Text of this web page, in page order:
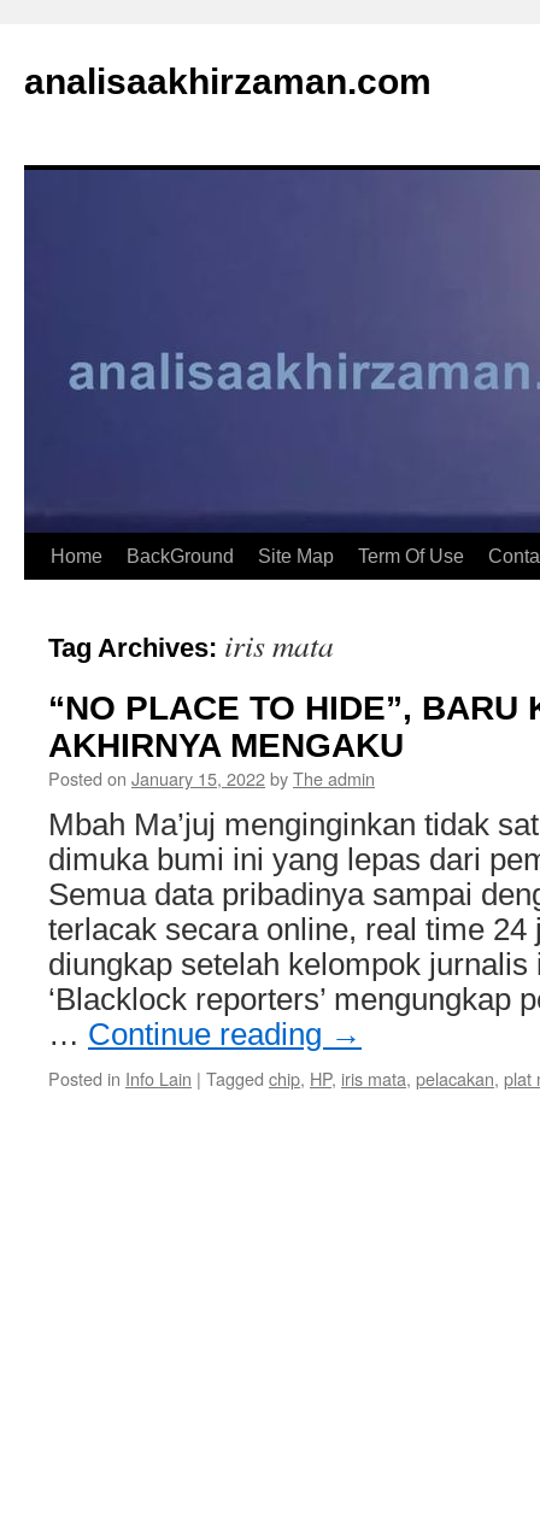
analisaakhirzaman.com
Home BackGround Site Map Term Of Use
Tag Archives: iris mata
“NO PLACE TO HIDE”, BARU
AKHIRNYA MENGAKU
Posted on January 15, 2022byThe admin
Mbah Ma’juj menginginkan tidak
dimuka bumi ini yang lepas dari
Semua data pribadinya sampai
terlacak secara online, real time
diungkap setelah kelompok jurnalis
‘Blacklock reporters’ mengungkap
… Continue reading →
Posted in Info Lain | Tagged chip, HP, iris mata, pelacakan, plat